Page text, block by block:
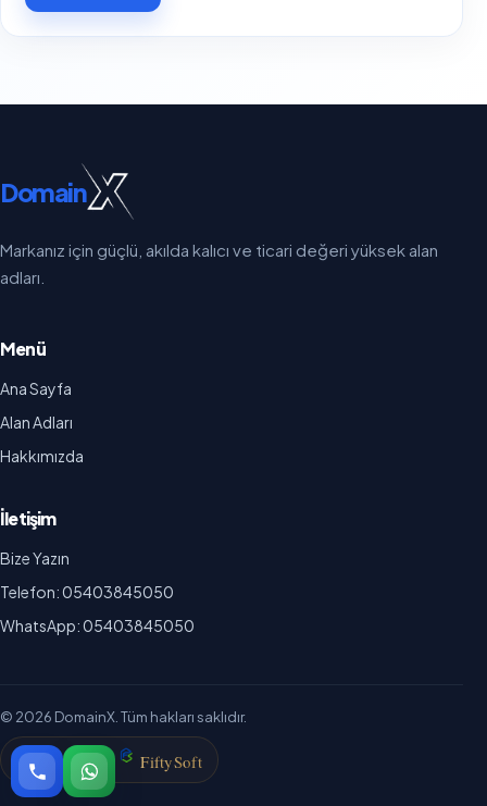
Domain
Markanız için güçlü, akılda kalıcı ve ticari değeri yüksek alan
adları.
Menü
Ana Sayfa
Alan Adları
Hakkımızda
İletişim
Bize Yazın
Telefon: 05403845050
WhatsApp: 05403845050
© 2026 DomainX. Tüm hakları saklıdır.
GELIŞTIREN FiftySoft